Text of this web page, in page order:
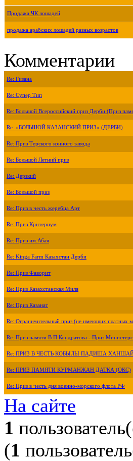
Продажа ЧК лошадей
продажа арабских лошадей разных возрастов
Комментарии
Re: Гизана
Re: Супер Тип
Re: Большой Всероссийский приз Дерби (Приз
Re: «БОЛЬШОЙ КАЗАНСКИЙ ПРИЗ» (ДЕРБИ)
Re: Приз Терского конного завода
Re: Большой Летний приз
Re: Дерзкий
Re: Большой приз
Re: Приз в честь жеребца Арт
Re: Приз Критериум
Re: Приз им.Абая
Re: Kinga Farm Казахстан Дерби
Re: Приз Фаворит
Re: Приз Казахстанская Миля
Re: Приз Казанат
Re: Ограничительный приз (не имеющих платных
Re: Приз памяти В.П.Кондратова - Приз
Re: ПРИЗ В ЧЕСТЬ КОБЫЛЫ ПАДИША
Re: ПРИЗ ПАМЯТИ КУРМАНЖАН ДАТКА (ОКС)
Re: Приз в честь дня военно-морского флота РФ
На сайте
1
(1